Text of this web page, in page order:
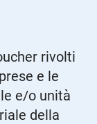
rivolti
e le
e/o unità
della